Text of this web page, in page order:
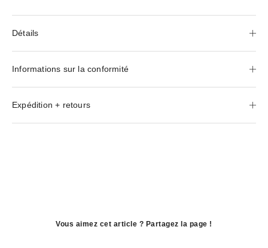
Détails
Informations sur la conformité
Expédition + retours
Vous aimez cet article ? Partagez la page !